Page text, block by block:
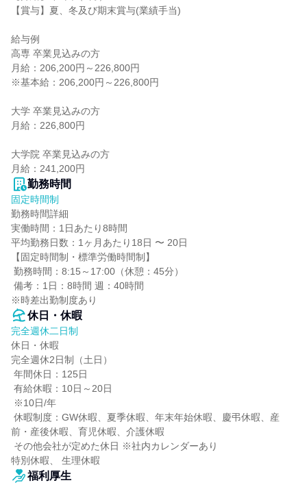
【賞与】夏、冬及び期末賞与(業績手当)
給与例
高専 卒業見込みの方
月給：206,200円～226,800円
※基本給：206,200円～226,800円
大学 卒業見込みの方
月給：226,800円
大学院 卒業見込みの方
月給：241,200円
勤務時間
固定時間制
勤務時間詳細
実働時間：1日あたり8時間
平均勤務日数：1ヶ月あたり18日 〜 20日
【固定時間制・標準労働時間制】
※時差出勤制度あり
休日・休暇
完全週休二日制
休日・休暇
完全週休2日制（土日）
前・産後休暇、育児休暇、介護休暇
特別休暇、 生理休暇
福利厚生